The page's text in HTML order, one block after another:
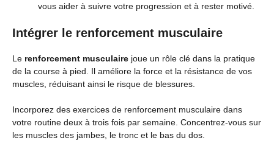
vous aider à suivre votre progression et à rester motivé.
Intégrer le renforcement musculaire
Le renforcement musculaire joue un rôle clé dans la pratique
de la course à pied. Il améliore la force et la résistance de vos
muscles, réduisant ainsi le risque de blessures.
Incorporez des exercices de renforcement musculaire dans
votre routine deux à trois fois par semaine. Concentrez-vous sur
les muscles des jambes, le tronc et le bas du dos.